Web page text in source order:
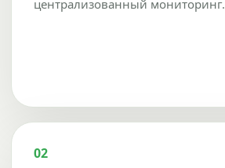
централизованный мониторинг.
02